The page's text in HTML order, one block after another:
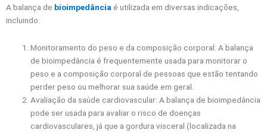
A balança de bioimpedância é utilizada em diversas indicações,
incluindo:
Monitoramento do peso e da composição corporal: A balança
de bioimpedância é frequentemente usada para monitorar o
peso e a composição corporal de pessoas que estão tentando
perder peso ou melhorar sua saúde em geral.
Avaliação da saúde cardiovascular: A balança de bioimpedância
pode ser usada para avaliar o risco de doenças
cardiovasculares, já que a gordura visceral (localizada na